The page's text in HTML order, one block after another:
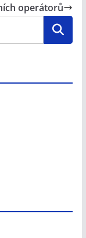
operátorů